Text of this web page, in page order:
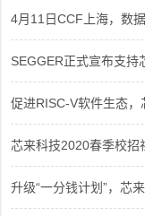
4月11日CCF上海，数
SEGGER正式宣布支持
促进RISC-V软件生态
芯来科技2020春季校招
升级“一分钱计划”，芯